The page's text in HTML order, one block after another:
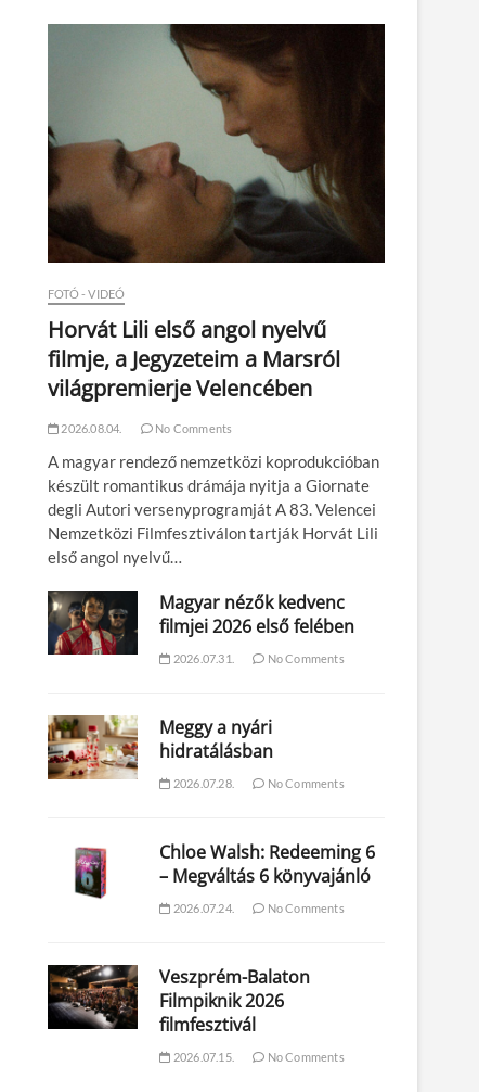
FOTÓ - VIDEÓ
Horvát Lili első angol nyelvű
filmje, a Jegyzeteim a Marsról
világpremierje Velencében
2026.08.04. No Comments
A magyar rendező nemzetközi koprodukcióban
készült romantikus drámája nyitja a Giornate
degli Autori versenyprogramját A 83. Velencei
Nemzetközi Filmfesztiválon tartják Horvát Lili
első angol nyelvű…
Magyar nézők kedvenc
filmjei 2026 első felében
2026.07.31. No Comments
Meggy a nyári
hidratálásban
2026.07.28. No Comments
Chloe Walsh: Redeeming 6
– Megváltás 6 könyvajánló
2026.07.24. No Comments
Veszprém-Balaton
Filmpiknik 2026
filmfesztivál
2026.07.15. No Comments